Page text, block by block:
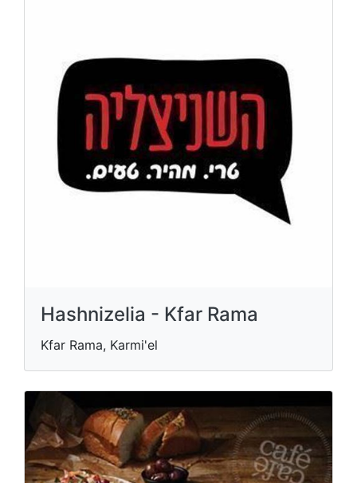
Hashnizelia - Kfar Rama
Kfar Rama, Karmi'el